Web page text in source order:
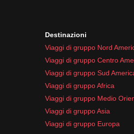
Adattatore
Smartphone con
Articoli da toeletta
Crema solare
Farmaci di base
Destinazioni
Viaggi di gruppo Nord
Viaggi di gruppo Centro
Viaggi di gruppo Sud
Viaggi di gruppo Africa
Viaggi di gruppo Medio
Viaggi di gruppo Asia
Viaggi di gruppo Europa